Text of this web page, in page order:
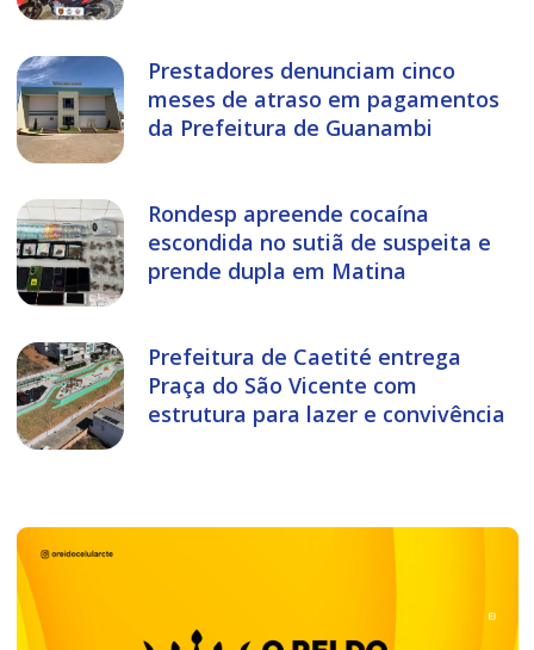
Prestadores denunciam cinco
meses de atraso em pagamentos
da Prefeitura de Guanambi
Rondesp apreende cocaína
escondida no sutiã de suspeita e
prende dupla em Matina
Prefeitura de Caetité entrega
Praça do São Vicente com
estrutura para lazer e convivência